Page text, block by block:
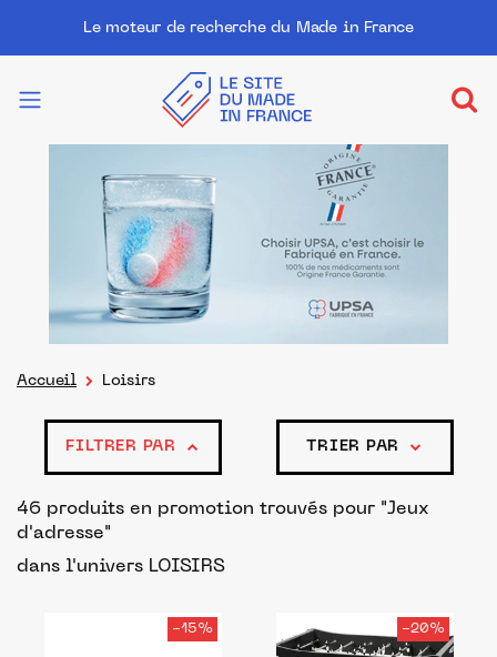
Le moteur de recherche du Made in France
Accueil Loisirs
FILTRER PAR TRIER PAR
46 produits en promotion trouvés pour "Jeux
d'adresse"
dans l'univers LOISIRS
-15% -20%